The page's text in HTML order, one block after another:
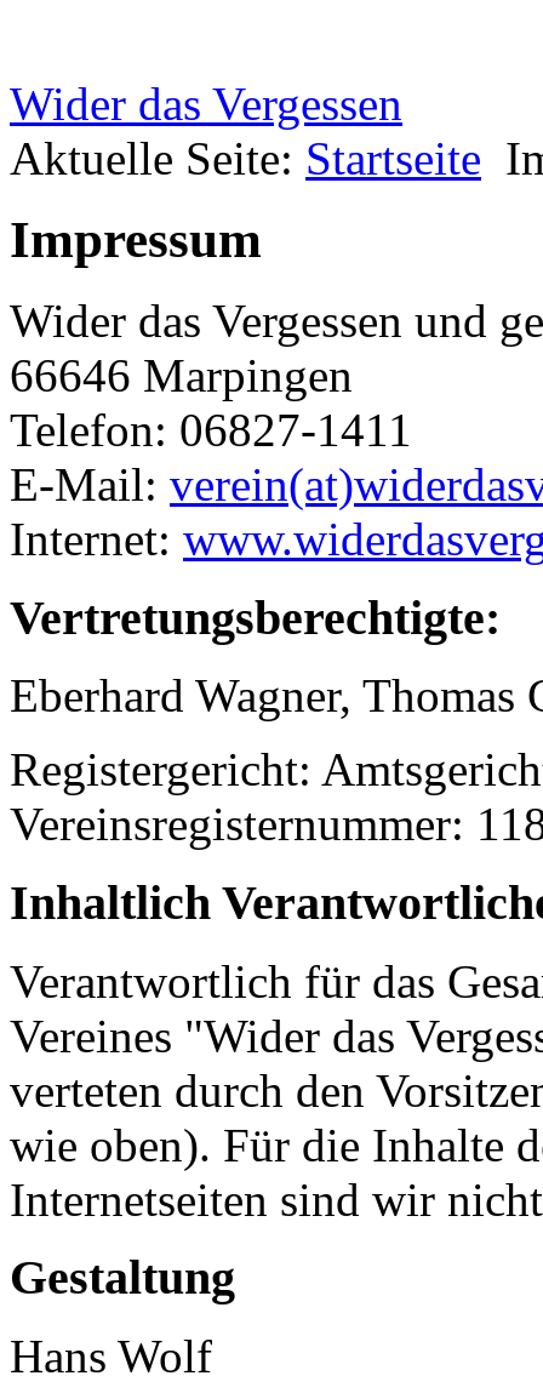
Wider das Vergessen
Aktuelle Seite: Startseite
Impressum
Wider das Vergessen und
66646 Marpingen
Telefon: 06827-1411
E-Mail:
Internet:
Vertretungsberechtigte:
Eberhard Wagner, Thomas
Registergericht:
Vereinsregisternummer:
Inhaltlich
Verantwortlich für das
Vereines "Wider das
verteten durch den
wie oben). Für die Inhalte
Internetseiten sind wir
Gestaltung
Hans Wolf